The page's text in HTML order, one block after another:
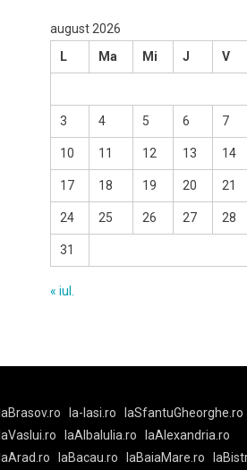
august 2026
L
Ma Mi J V
3 4 5 6 7
10 11 12 13 14
17 18 19 20 21
24 25 26 27 28
31
« iul.
laBrasov.ro la-Iasi.ro
laSfantuGheorghe.ro
laVaslui.ro
laAlbaIulia.ro
laAlexandria.ro
laArad.ro
laBacau.ro laBaiaMare.ro